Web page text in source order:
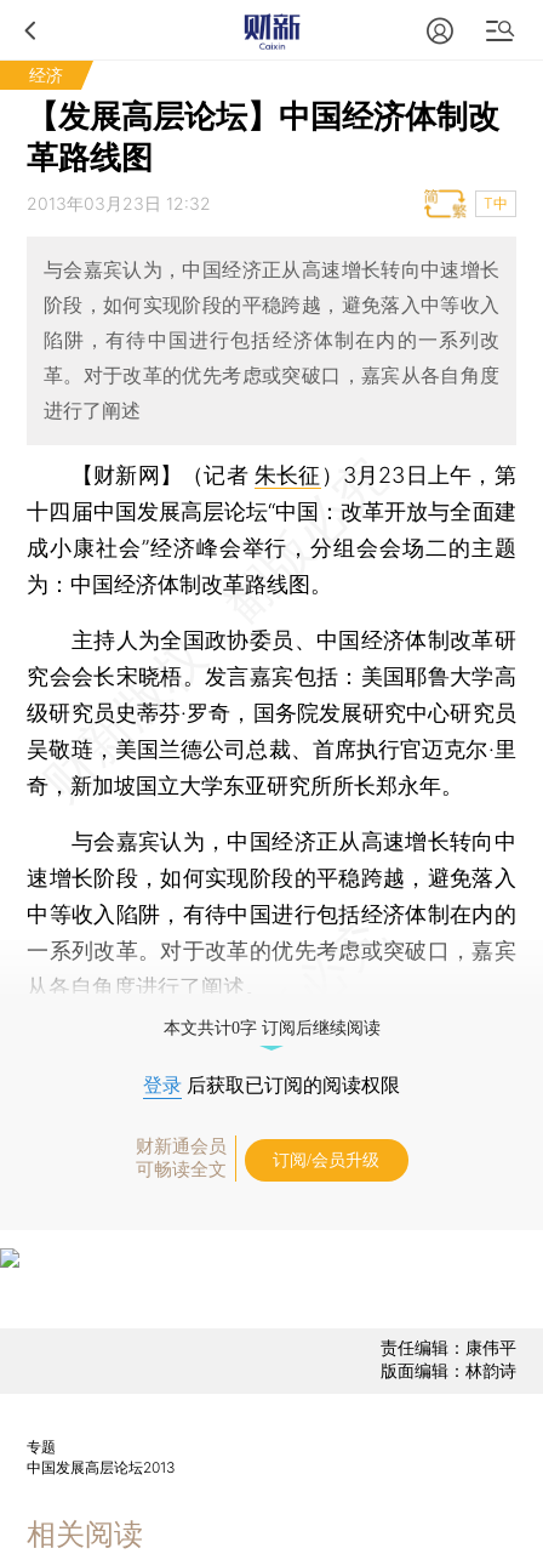
经济
【发展高层论坛】中国经济体制改
革路线图
2013年03月23日 12:32 T中
与会嘉宾认为，中国经济正从高速增长转向中速增长
阶段，如何实现阶段的平稳跨越，避免落入中等收入
陷阱，有待中国进行包括经济体制在内的一系列改
革。对于改革的优先考虑或突破口，嘉宾从各自角度
进行了阐述
【财新网】（记者朱长征 ） 3月23日上午，第
十四届中国发展高层论坛“中国：改革开放与全面建
成小康社会”经济峰会举行，分组会会场二的主题
为：中国经济体制改革路线图。
主持人为全国政协委员、中国经济体制改革研
究会会长宋晓梧。发言嘉宾包括：美国耶鲁大学高
级研究员史蒂芬·罗奇，国务院发展研究中心研究员
吴敬琏，美国兰德公司总裁、首席执行官迈克尔·里
奇，新加坡国立大学东亚研究所所长郑永年。
与会嘉宾认为，中国经济正从高速增长转向中
速增长阶段，如何实现阶段的平稳跨越，避免落入
中等收入陷阱，有待中国进行包括经济体制在内的
一系列改革。对于改革的优先考虑或突破口，嘉宾
从各自角度进行了阐述。
本文共计0字 订阅后继续阅读
登录 后获取已订阅的阅读权限
财新通会员
可畅读全文
订阅/会员升级
责任编辑：康伟平
版面编辑：林韵诗
专题
中国发展高层论坛2013
相关阅读